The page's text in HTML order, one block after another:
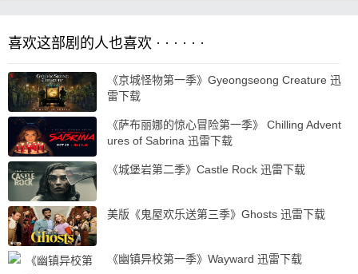
喜欢这部剧的人也喜欢 · · · · · ·
《京城怪物第一季》Gyeongseong Creature 迅
雷下载
《萨布丽娜的惊心冒险第一季》 Chilling Advent
ures of Sabrina 迅雷下载
《城堡岩第二季》Castle Rock 迅雷下载
美版《鬼屋欢乐送第三季》Ghosts 迅雷下载
《幽镇异校第一季》Wayward 迅雷下载